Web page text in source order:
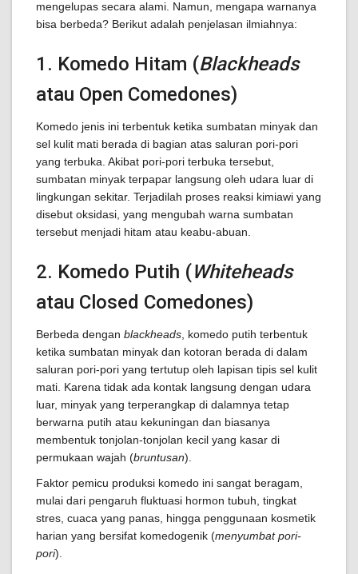
mengelupas secara alami. Namun, mengapa warnanya
bisa berbeda? Berikut adalah penjelasan ilmiahnya:
1. Komedo Hitam (Blackheads
atau Open Comedones)
Komedo jenis ini terbentuk ketika sumbatan minyak dan
sel kulit mati berada di bagian atas saluran pori-pori
yang terbuka. Akibat pori-pori terbuka tersebut,
sumbatan minyak terpapar langsung oleh udara luar di
lingkungan sekitar. Terjadilah proses reaksi kimiawi yang
disebut oksidasi, yang mengubah warna sumbatan
tersebut menjadi hitam atau keabu-abuan.
2. Komedo Putih (Whiteheads
atau Closed Comedones)
Berbeda dengan blackheads , komedo putih terbentuk
ketika sumbatan minyak dan kotoran berada di dalam
saluran pori-pori yang tertutup oleh lapisan tipis sel kulit
mati. Karena tidak ada kontak langsung dengan udara
luar, minyak yang terperangkap di dalamnya tetap
berwarna putih atau kekuningan dan biasanya
membentuk tonjolan-tonjolan kecil yang kasar di
permukaan wajah (bruntusan).
Faktor pemicu produksi komedo ini sangat beragam,
mulai dari pengaruh fluktuasi hormon tubuh, tingkat
stres, cuaca yang panas, hingga penggunaan kosmetik
harian yang bersifat komedogenik (menyumbat pori-
pori).